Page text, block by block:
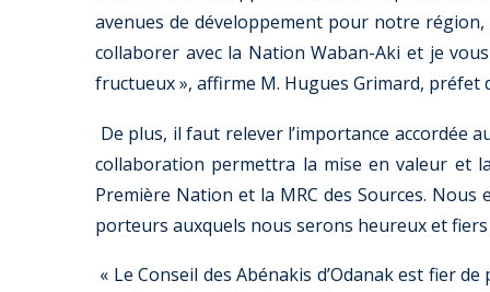
avenues de développement pour notre
collaborer avec la Nation Waban-Aki et je
fructueux », affirme M. Hugues Grimard, préfet
De plus, il faut relever l’importance accordée
collaboration permettra la mise en valeur et
Première Nation et la MRC des Sources.
porteurs auxquels nous serons heureux et
« Le Conseil des Abénakis d’Odanak est fier